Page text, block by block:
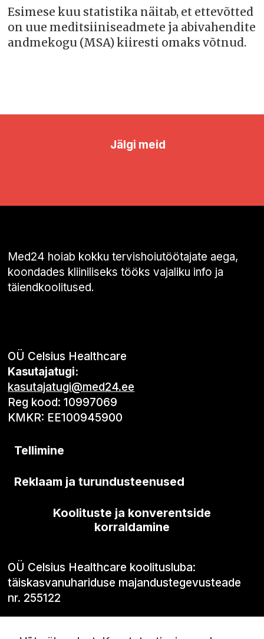
Esimese kuu statistika näitab, et ettevõtted
on uue meditsiiniseadmete ja abivahendite
andmekogu (MSA) kiiresti omaks võtnud.
Jälgi meid
Med24 hoiab kokku tervishoiutöötajate aega,
koondades kliiniliseks tööks vajaliku info ja
täiendkoolitused.
OÜ Celsius Healthcare
Kasutajatugi:
kasutajatugi@med24.ee
Reg kood: 10997069
KMKR: EE100945900
Tellimine
Reklaam ja turundusteenused
Koolituste ja konverentside
korraldamine
OÜ Celsius Healthcare koolitusluba:
täiskasvanuhariduse majandustegevusteade
nr. 255122